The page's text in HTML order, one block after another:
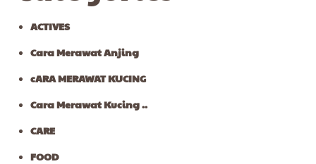
ACTIVES
Cara Merawat Anjing
cARA MERAWAT KUCING
Cara Merawat Kucing ..
CARE
FOOD